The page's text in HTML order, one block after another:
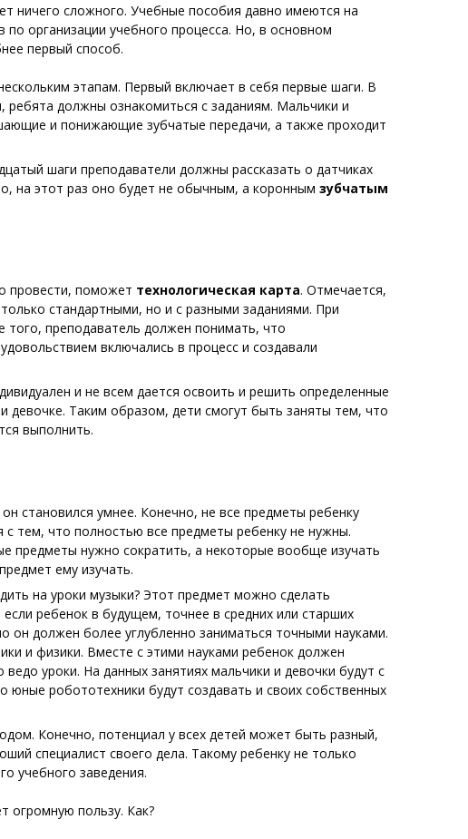
ничего сложного. Учебные пособия давно имеются на
организации учебного процесса. Но, в основном
первый способ.
этапам. Первый включает в себя первые шаги. В
должны ознакомиться с заданиям. Мальчики и
и понижающие зубчатые передачи, а также проходит
шаги преподаватели должны рассказать о датчиках
на этот раз оно будет не обычным, а коронным зубчатым
провести, поможет технологическая карта. Отмечается,
стандартными, но и с разными заданиями. При
того, преподаватель должен понимать, что
включались в процесс и создавали
и не всем дается освоить и решить определенные
Таким образом, дети смогут быть заняты тем, что
выполнить.
становился умнее. Конечно, не все предметы ребенку
с тем, что полностью все предметы ребенку не нужны.
предметы нужно сократить, а некоторые вообще изучать
ему изучать.
на уроки музыки? Этот предмет можно сделать
ребенок в будущем, точнее в средних или старших
он должен более углубленно заниматься точными науками.
и физики. Вместе с этими науками ребенок должен
ведо уроки. На данных занятиях мальчики и девочки будут с
робототехники будут создавать и своих собственных
Конечно, потенциал у всех детей может быть разный,
специалист своего дела. Такому ребенку не только
учебного заведения.
огромную пользу. Как?